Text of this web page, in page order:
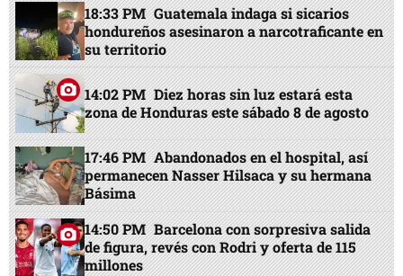
18:33 PM Guatemala indaga si sicarios
hondureños asesinaron a narcotraficante en
su territorio
14:02 PM Diez horas sin luz estará esta
zona de Honduras este sábado 8 de agosto
17:46 PM Abandonados en el hospital, así
permanecen Nasser Hilsaca y su hermana
Básima
14:50 PM Barcelona con sorpresiva salida
de figura, revés con Rodri y oferta de 115
millones